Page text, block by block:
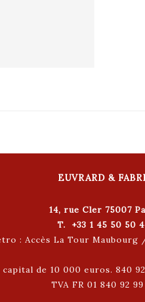
EUVRARD &
14, rue Cler 75007
T. +33 1 45 50 50
: Accès La Tour
capital de 10 000 euros. 840
TVA FR 01 840 92 99